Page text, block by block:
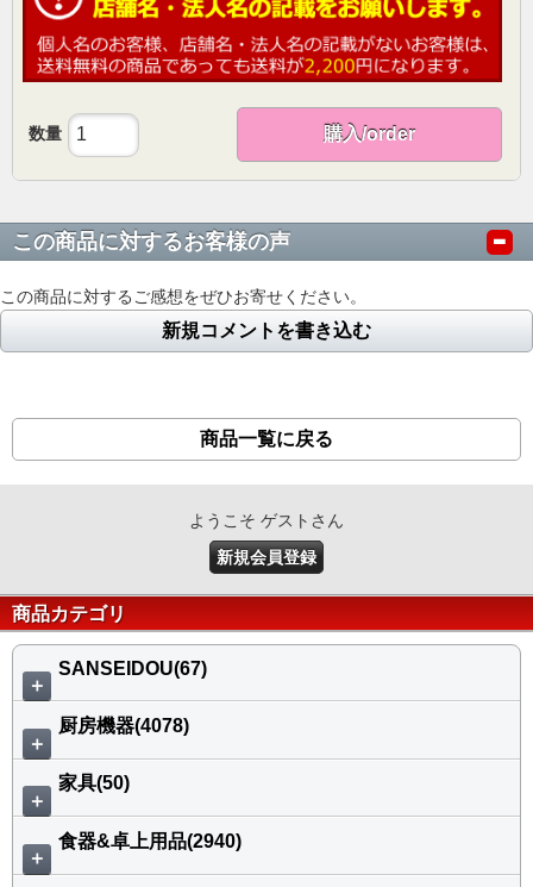
数量 購入/order
この商品に対するお客様の声
この商品に対するご感想をぜひお寄せください。
新規コメントを書き込む
商品一覧に戻る
ようこそ ゲストさん
新規会員登録
商品カテゴリ
＋
SANSEIDOU(67)
＋
厨房機器(4078)
＋
家具(50)
＋
食器&卓上用品(2940)